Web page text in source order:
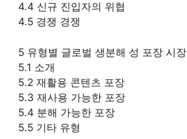
4.4 신규 진입자의 위협
4.5 경쟁 경쟁
5 유형별 글로벌 생분해 성 포장 시장
5.1 소개
5.2 재활용 콘텐츠 포장
5.3 재사용 가능한 포장
5.4 분해 가능한 포장
5.5 기타 유형